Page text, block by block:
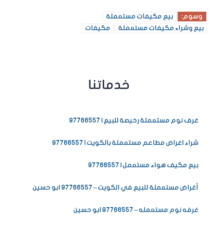
خدماتنا
غرف نوم مستعملة رخيصة للبيع | 97766557
شراء اغراض مطاعم مستعملة بالكويت | 97766557
بيع مكيف هواء مستعمل | 97766557
أغراض مستعملة للبيع في الكويت – 97766557 ابو حسين
غرفه نوم مستعمله – 97766557 ابو حسين
وسوم:
بيع مكيفات مستعملة
بيع وشراء مكيفات مستعملة
مكيفات